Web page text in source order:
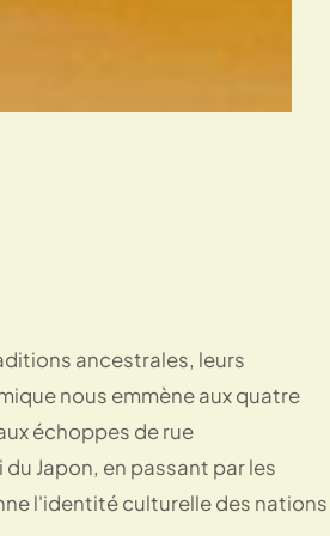
ancestrales, leurs
nous emmène aux quatre
échoppes de rue
Japon, en passant par les
l'identité culturelle des nations